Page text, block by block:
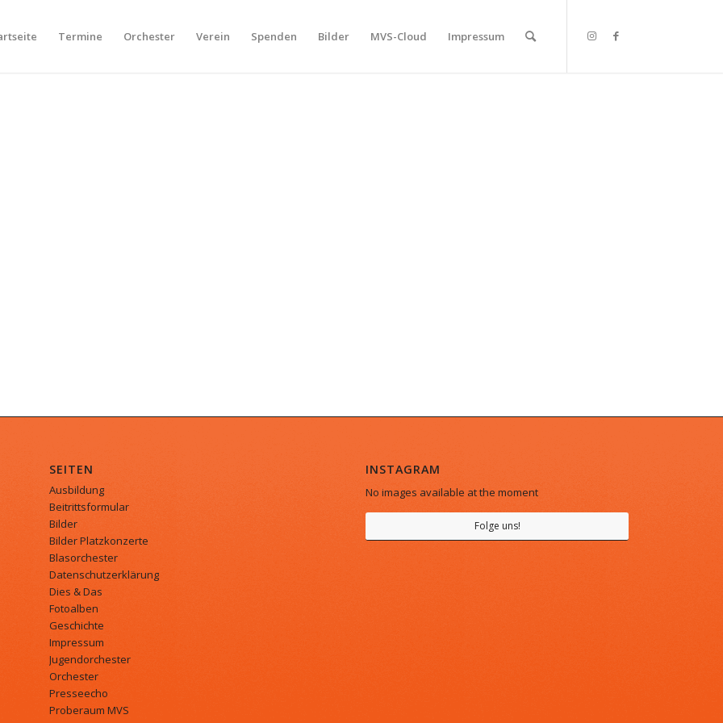
Termine Orchester Verein Spenden Bilder MVS-Cloud Impressum
SEITEN
Ausbildung
Beitrittsformular
Bilder
Bilder Platzkonzerte
Blasorchester
Datenschutzerklärung
Dies & Das
Fotoalben
Geschichte
Impressum
Jugendorchester
Orchester
Presseecho
Proberaum MVS
INSTAGRAM
No images available at the moment
Folge uns!